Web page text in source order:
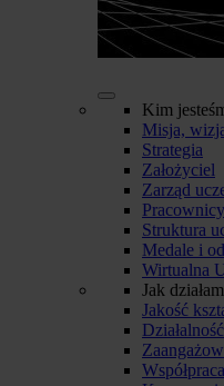
Kim
Misja,
Strategia
Założyciel
Zarząd
Struktura
Medale i
Wirtualna
Jak
Jakość